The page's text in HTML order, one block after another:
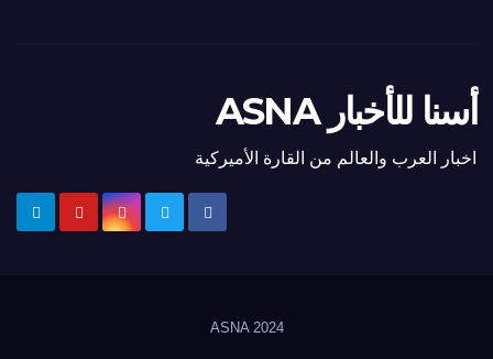
أسنا للأخبار ASNA
اخبار العرب والعالم من القارة الأميركية
ASNA 2024